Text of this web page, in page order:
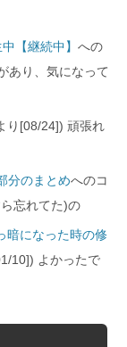
中【継続中】への
あり、気になって
り[08/24]) 頑張れ
分のまとめへのコ
忘れてた)の
暗になった時の修
10]) よかったで